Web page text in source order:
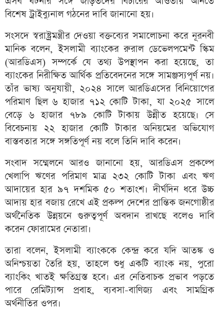
বিশেষ ট্রাইব্যুনাল গঠনের দাবি জানানো হয়।
সংসদে স্বরাষ্ট্রমন্ত্রীর দেওয়া বক্তব্যের সমালোচনা করে নূরনবী
মানিক বলেন, ইসলামী ব্যাংকের রুরাল ডেভেলপমেন্ট স্কিম
(আরডিএস) সম্পর্কে যে তথ্য উপস্থাপন করা হয়েছে, তা
ব্যাংকের নিরীক্ষিত আর্থিক প্রতিবেদনের সঙ্গে সামঞ্জস্যপূর্ণ নয়।
তাঁর ভাষ্য অনুযায়ী, ২০২৪ সালে আরডিএসের বিনিয়োগের
পরিমাণ ছিল ৬ হাজার ৭১২ কোটি টাকা, যা ২০২৫ সালে
বেড়ে ৬ হাজার ৭৮৯ কোটি টাকায় উন্নীত হয়েছে। সে
বিবেচনায় ২২ হাজার কোটি টাকার অনিয়মের অভিযোগ
বাস্তবতার সঙ্গে সঙ্গতিপূর্ণ নয় বলে তিনি দাবি করেন।
সংবাদ সম্মেলনে আরও জানানো হয়, আরডিএস প্রকল্পে
খেলাপি ঋণের পরিমাণ মাত্র ২৩২ কোটি টাকা এবং ঋণ
আদায়ের হার ৯৭ দশমিক ৫০ শতাংশ। দীর্ঘদিন ধরে উচ্চ
আদায় হার বজায় রেখে এই প্রকল্প দেশের প্রান্তিক জনগোষ্ঠীর
অর্থনৈতিক উন্নয়নে গুরুত্বপূর্ণ অবদান রাখছে বলেও দাবি
করেন ফোরামের নেতারা।
তারা বলেন, ইসলামী ব্যাংককে কেন্দ্র করে যদি আতঙ্ক ও
অনিশ্চয়তা তৈরি হয়, তাহলে শুধু একটি ব্যাংক নয়, পুরো
ব্যাংকিং খাতই ক্ষতিগ্রস্ত হবে। এর নেতিবাচক প্রভাব পড়তে
পারে রেমিট্যান্স প্রবাহ, ব্যবসা-বাণিজ্য এবং সামগ্রিক
অর্থনীতির ওপর।